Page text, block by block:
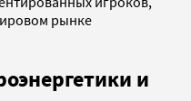
рынке
и